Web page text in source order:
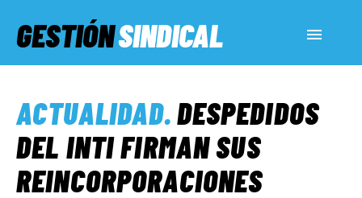
GESTIÓNSINDICAL
SERVICIOS SOCIALES
INFORMES ESPECIALES
ACTUALIDAD.DESPEDIDOS
DEL INTI FIRMAN SUS
REINCORPORACIONES